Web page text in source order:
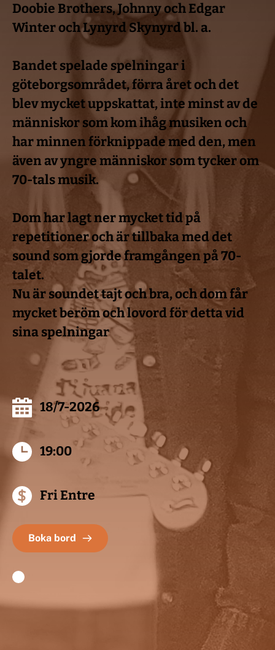
Doobie Brothers, Johnny och Edgar
Winter och Lynyrd Skynyrd bl. a.
Bandet spelade spelningar i
göteborgsområdet, förra året och det
blev mycket uppskattat, inte minst av de
människor som kom ihåg musiken och
har minnen förknippade med den, men
även av yngre människor som tycker om
70-tals musik.
Dom har lagt ner mycket tid på
repetitioner och är tillbaka med det
sound som gjorde framgången på 70-
talet.
Nu är soundet tajt och bra, och dom får
mycket beröm och lovord för detta vid
sina spelningar
18/7-2026
19:00
Fri Entre
Boka bord